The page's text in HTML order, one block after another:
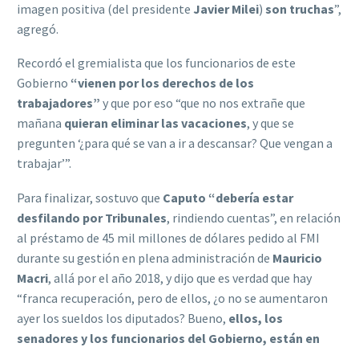
imagen positiva (del presidente Javier Milei) son truchas”,
agregó.
Recordó el gremialista que los funcionarios de este
Gobierno “vienen por los derechos de los
trabajadores” y que por eso “que no nos extrañe que
mañana quieran eliminar las vacaciones, y que se
pregunten ‘¿para qué se van a ir a descansar? Que vengan a
trabajar’”.
Para finalizar, sostuvo que Caputo “debería estar
desfilando por Tribunales, rindiendo cuentas”, en relación
al préstamo de 45 mil millones de dólares pedido al FMI
durante su gestión en plena administración de Mauricio
Macri, allá por el año 2018, y dijo que es verdad que hay
“franca recuperación, pero de ellos, ¿o no se aumentaron
ayer los sueldos los diputados? Bueno, ellos, los
senadores y los funcionarios del Gobierno, están en